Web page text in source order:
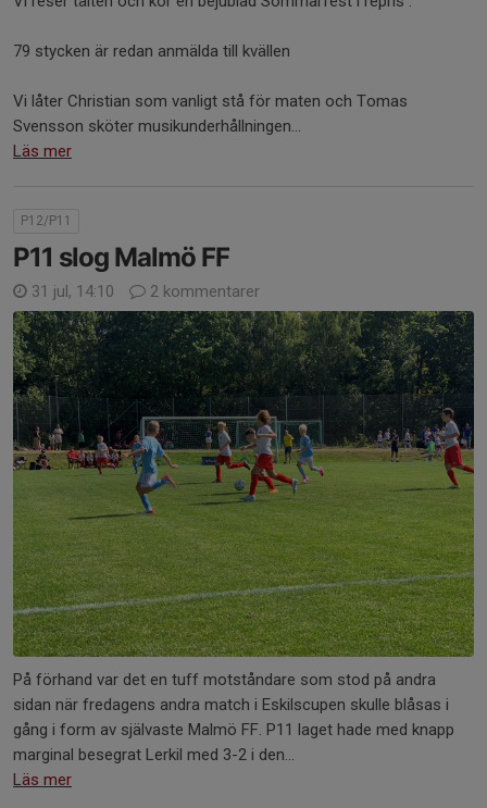
79 stycken är redan anmälda till kvällen
Vi låter Christian som vanligt stå för maten och Tomas
Svensson sköter musikunderhållningen...
Läs mer
P12/P11
P11 slog Malmö FF
31 jul, 14:10 2 kommentarer
På förhand var det en tuff motståndare som stod på andra
sidan när fredagens andra match i Eskilscupen skulle blåsas i
gång i form av självaste Malmö FF. P11 laget hade med knapp
marginal besegrat Lerkil med 3-2 i den...
Läs mer